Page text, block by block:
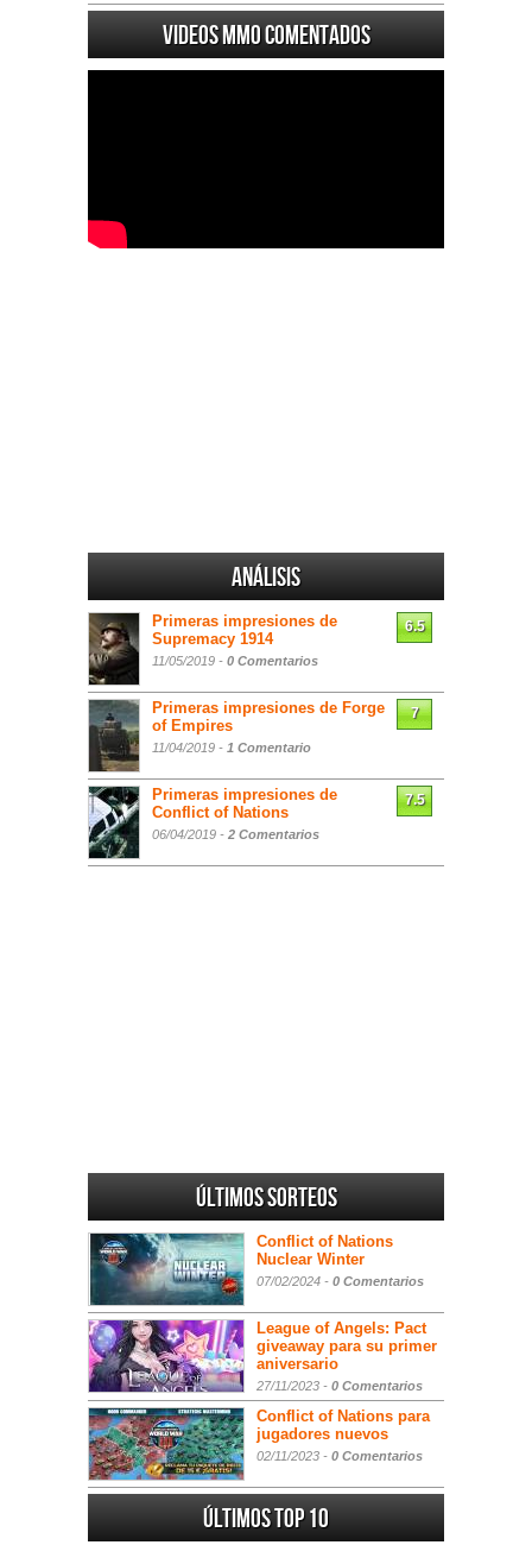
Videos MMO Comentados
Análisis
Primeras impresiones de
Supremacy 1914
11/05/2019 - 0 Comentarios
6.5
Primeras impresiones de Forge
of Empires
11/04/2019 - 1 Comentario
7
Primeras impresiones de
Conflict of Nations
06/04/2019 - 2 Comentarios
7.5
Últimos sorteos
Conflict of Nations
Nuclear Winter
07/02/2024 - 0 Comentarios
League of Angels: Pact
giveaway para su primer
aniversario
27/11/2023 - 0 Comentarios
Conflict of Nations para
jugadores nuevos
02/11/2023 - 0 Comentarios
Últimos Top 10